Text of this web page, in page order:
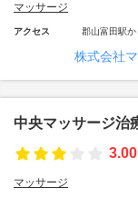
マッサージ
アクセス 郡山富田駅か
株式会社
中央マッサージ治
3.00
マッサージ